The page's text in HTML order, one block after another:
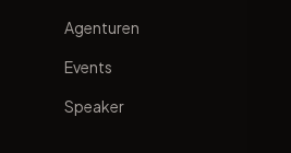
Agenturen
Events
Speaker